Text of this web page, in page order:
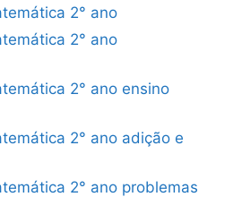
2° ano
2° ano
2° ano ensino
2° ano adição e
2° ano problemas